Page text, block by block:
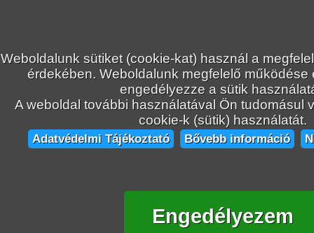
Weboldalunk sütiket (cookie-kat) használ a
érdekében. Weboldalunk megfelelő működése
engedélyezze a sütik
A weboldal további használatával Ön tudomásul
cookie-k (sütik) használatát.
Adatvédelmi Tájékoztató Bővebb információ
Engedélyezem